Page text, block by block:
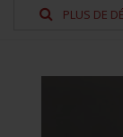
PLUS DE